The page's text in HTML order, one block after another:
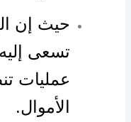
حيث إن
تسعى
عمليات
الأموال.